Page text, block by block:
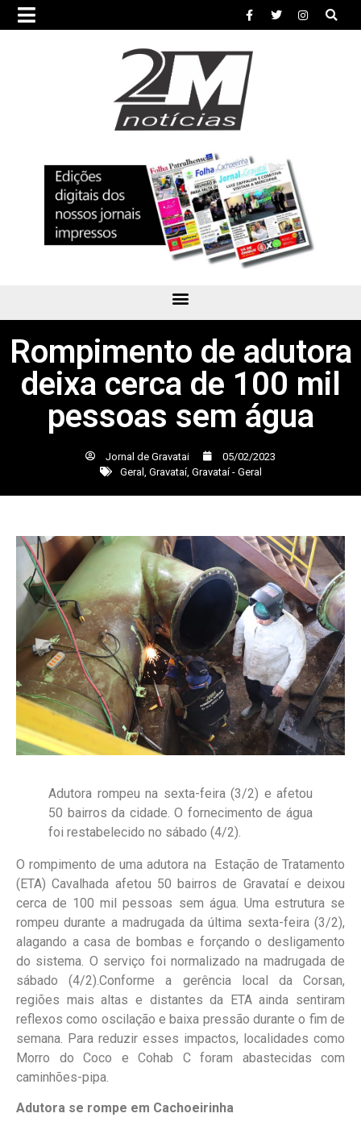
Rompimento de adutora
deixa cerca de 100 mil
pessoas sem água
Jornal de Gravatai
05/02/2023
Geral
Gravataí, Gravataí - Geral
Adutora rompeu na sexta-feira (3/2) e afetou
50 bairros da cidade. O fornecimento de água
foi restabelecido no sábado (4/2).
O rompimento de uma adutora na Estação de Tratamento
(ETA) Cavalhada afetou 50 bairros de Gravataí e deixou
cerca de 100 mil pessoas sem água. Uma estrutura se
rompeu durante a madrugada da última sexta-feira (3/2),
alagando a casa de bombas e forçando o desligamento
do sistema. O serviço foi normalizado na madrugada de
sábado (4/2).Conforme a gerência local da Corsan,
regiões mais altas e distantes da ETA ainda sentiram
reflexos como oscilação e baixa pressão durante o fim de
semana. Para reduzir esses impactos, localidades como
Morro do Coco e Cohab C foram abastecidas com
caminhões-pipa.
Adutora se rompe em Cachoeirinha